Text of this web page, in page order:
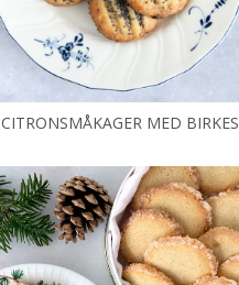
CITRONSMÅKAGER MED BIRKES